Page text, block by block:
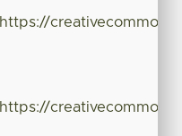
https://
https://